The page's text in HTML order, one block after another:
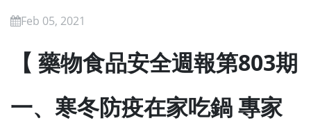
Feb 05, 2021
【 藥物食品安全週報第803期
一、寒冬防疫在家吃鍋 專家